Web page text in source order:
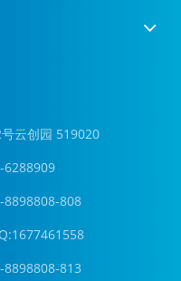
云创园 519020
808
813